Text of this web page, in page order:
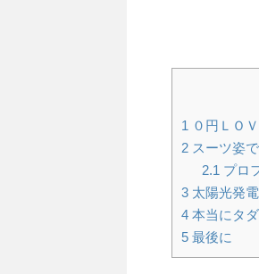
1 ０円ＬＯ
2 スーツ姿
2.1 プロ
3 太陽光発
4 本当にタ
5 最後に